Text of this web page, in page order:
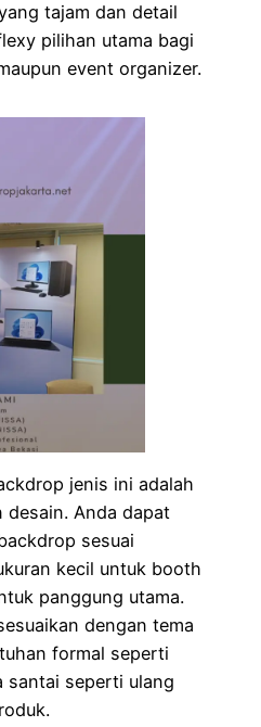
tajam dan detail
pilihan utama bagi
event organizer.
jenis ini adalah
Anda dapat
sesuai
kecil untuk booth
panggung utama.
dengan tema
formal seperti
santai seperti ulang